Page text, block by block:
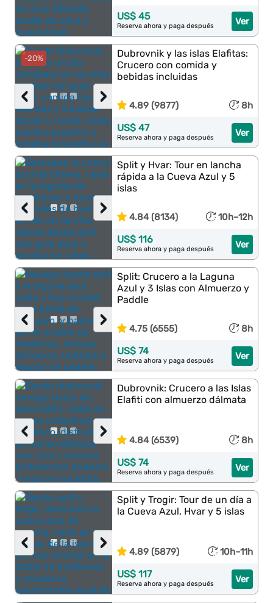
Ver
US$ 45
Reserva ahora y paga después
-20%
›
‹
Dubrovnik y las islas Elafitas:
Crucero con comida y
bebidas incluidas
4.89 (9877) 8h
Ver
US$ 47
Reserva ahora y paga después
›
‹
Split y Hvar: Tour en lancha
rápida a la Cueva Azul y 5
islas
4.84 (8134) 10h–12h
Ver
US$ 116
Reserva ahora y paga después
›
‹
Split: Crucero a la Laguna
Azul y 3 Islas con Almuerzo y
Paddle
4.75 (6555) 8h
Ver
US$ 74
Reserva ahora y paga después
›
‹
Dubrovnik: Crucero a las Islas
Elafiti con almuerzo dálmata
4.84 (6539) 8h
Ver
US$ 74
Reserva ahora y paga después
›
‹
Split y Trogir: Tour de un día a
la Cueva Azul, Hvar y 5 islas
4.89 (5879) 10h–11h
Ver
US$ 117
Reserva ahora y paga después